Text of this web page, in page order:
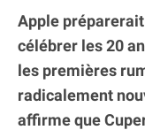
Apple
célébrer les 20
les premières
radicalement
affirme que